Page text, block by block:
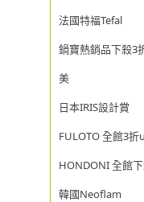
法國特福Tefal
鍋寶熱銷品下殺3
美
日本IRIS設計賞
FULOTO 全館3折
HONDONI 全館
韓國Neoflam